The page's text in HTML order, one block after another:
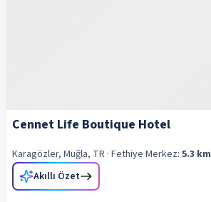
Cennet Life Boutique Hotel
Karagözler, Muğla, TR · Fethiye Merkez: 5.3 km
Akıllı Özet